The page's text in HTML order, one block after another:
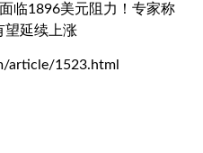
临1896美元阻力！专家称
望延续上涨
article/1523.html